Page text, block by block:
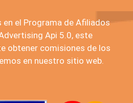
el Programa de Afiliados
Api 5.0, este
obtener comisiones de los
en nuestro sitio web.